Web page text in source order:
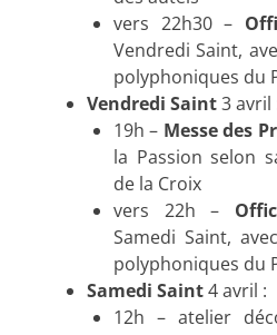
vers 22h30 –
Vendredi Saint,
polyphoniques du
Vendredi Saint3 avril
19h – Messe des
la Passion selon
de la Croix
vers 22h –
Samedi Saint,
polyphoniques du
Samedi Saint4 avril :
12h – atelier